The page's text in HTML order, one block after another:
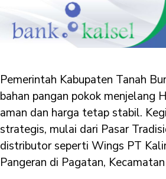
Pemerintah Kabupaten Tanah
bahan pangan pokok menjelang
aman dan harga tetap stabil.
strategis, mulai dari Pasar
distributor seperti Wings PT
Pangeran di Pagatan,